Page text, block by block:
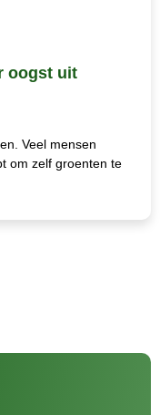
oogst uit
Veel mensen
om zelf groenten te